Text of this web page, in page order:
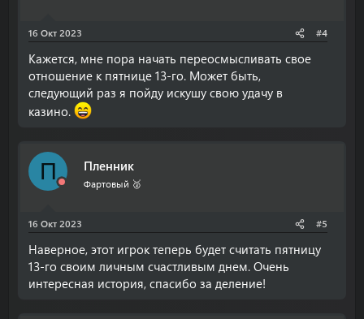
16 Окт 2023 #4
Кажется, мне пора начать переосмысливать свое
отношение к пятнице 13-го. Может быть,
следующий раз я пойду искушу свою удачу в
казино.
П Пленник
Фартовый 🥈
16 Окт 2023 #5
Наверное, этот игрок теперь будет считать пятницу
13-го своим личным счастливым днем. Очень
интересная история, спасибо за деление!